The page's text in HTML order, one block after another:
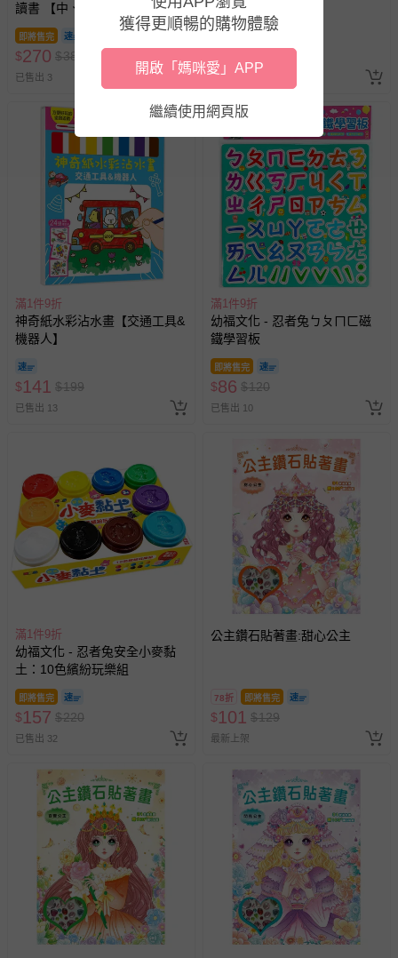
讀書 【中、英雙語發音】
即將售完
$270 $380
已售出 3
主】
141
已售出 17
滿1件9折
神奇紙水彩沾水畫【交通工具&
機器人】
$141 $199
已售出 13
滿1件9折
幼福文化 - 忍者兔ㄅㄆㄇㄈ磁
鐵學習板
即將售完
$86 $120
已售出 10
滿1件9折
幼福文化 - 忍者兔安全小麥黏
土：10色繽紛玩樂組
即將售完
$157 $220
已售出 32
公主鑽石貼著畫:甜心公主
78折 即將售完
$101 $129
最新上架
獲得更順暢的購物體驗
開啟「媽咪愛」APP
繼續使用網頁版